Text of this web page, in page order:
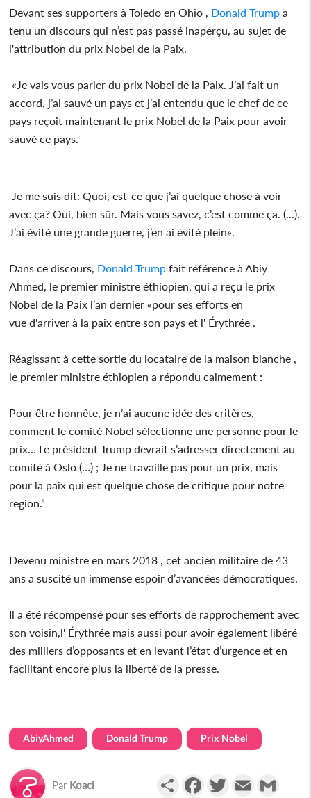
Devant ses supporters à Toledo en Ohio , Donald Trump a
tenu un discours qui n’est pas passé inaperçu, au sujet de
l'attribution du prix Nobel de la Paix.
«Je vais vous parler du prix Nobel de la Paix. J’ai fait un
accord, j’ai sauvé un pays et j’ai entendu que le chef de ce
pays reçoit maintenant le prix Nobel de la Paix pour avoir
sauvé ce pays.
Je me suis dit: Quoi, est-ce que j’ai quelque chose à voir
avec ça? Oui, bien sûr. Mais vous savez, c’est comme ça. (...).
J’ai évité une grande guerre, j’en ai évité plein».
Dans ce discours, Donald Trump fait référence à Abiy
Ahmed, le premier ministre éthiopien, qui a reçu le prix
Nobel de la Paix l’an dernier «pour ses efforts en
vue d'arriver à la paix entre son pays et l' Érythrée .
Réagissant à cette sortie du locataire de la maison blanche ,
le premier ministre éthiopien a répondu calmement :
Pour être honnête, je n’ai aucune idée des critères,
comment le comité Nobel sélectionne une personne pour le
prix… Le président Trump devrait s’adresser directement au
comité à Oslo (…) ; Je ne travaille pas pour un prix, mais
pour la paix qui est quelque chose de critique pour notre
region.”
Devenu ministre en mars 2018 , cet ancien militaire de 43
ans a suscité un immense espoir d’avancées démocratiques.
Il a été récompensé pour ses efforts de rapprochement avec
son voisin,l' Érythrée mais aussi pour avoir également libéré
des milliers d’opposants et en levant l’état d’urgence et en
facilitant encore plus la liberté de la presse.
AbiyAhmed Donald Trump Prix Nobel
Par Koaci PartagerFacebookTwitterEmail